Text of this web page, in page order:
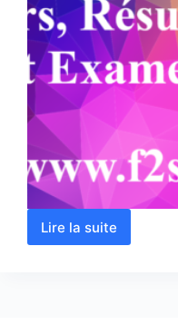
Lire la suite
Analyse